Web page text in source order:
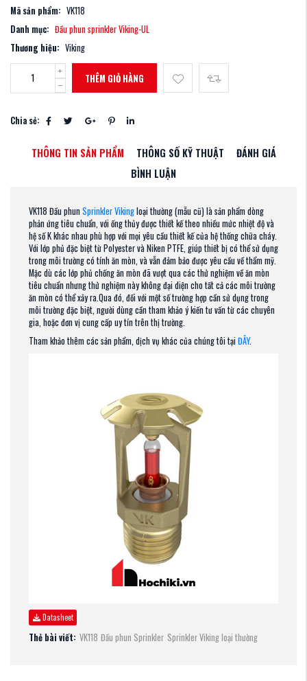
Mã sản phẩm: VK118
Danh mục: Đầu phun sprinkler Viking-UL
Thương hiệu: Viking
THÊM GIỎ HÀNG
Chia sẻ:
THÔNG TIN SẢN PHẨM THÔNG SỐ KỸ THUẬT
ĐÁNH GIÁ
BÌNH LUẬN
VK118 Đầu phun Sprinkler Vikingloại thường (mẫu cũ) là sản phẩm dòng
phản ứng tiêu chuẩn, với ống thủy được thiết kế theo nhiều mức nhiệt độ và
hệ số K khác nhau phù hợp với mọi yêu cầu thiết kế của hệ thống chữa cháy.
Với lớp phủ đặc biệt từ Polyester và Niken PTFE, giúp thiết bị có thể sử dụng
trong môi trường có tính ăn mòn, và vẫn đảm bảo được yêu cầu về thẩm mỹ.
Mặc dù các lớp phủ chống ăn mòn đã vượt qua các thử nghiệm về ăn mòn
tiêu chuẩn nhưng thử nghiệm này không đại diện cho tất cả các môi trường
ăn mòn có thể xảy ra.Qua đó, đối với một số trường hợp cần sử dụng trong
môi trường đặc biệt, người dùng cần tham khảo ý kiến tư vấn từ các chuyên
gia, hoặc đơn vị cung cấp uy tín trên thị trường.
Tham khảo thêm các sản phẩm, dịch vụ khác của chúng tôi tại ĐÂY.
Datasheet
Thẻ bài viết: VK118 Đầu phun Sprinkler Sprinkler Viking loại thường